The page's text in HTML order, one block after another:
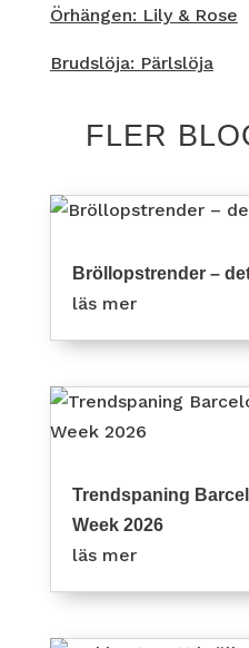
Örhängen: Lily & Rose
Brudslöja: Pärlslöja
FLER
Bröllopstrender –
läs mer
Trendspaning
Week 2026
läs mer